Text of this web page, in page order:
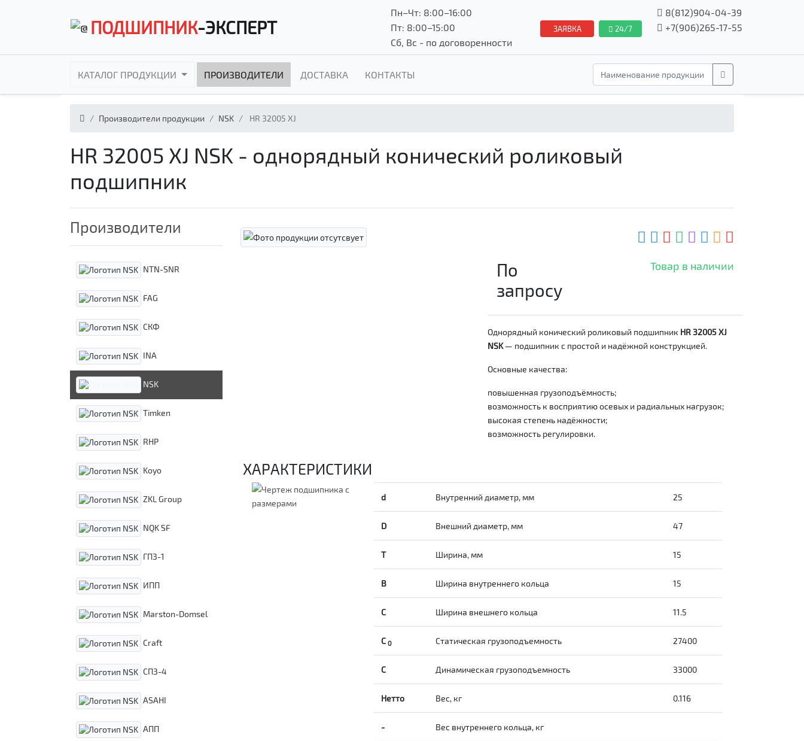
ПОДШИПНИК-ЭКСПЕРТ
Пн–Чт: 8:00–16:00
Пт: 8:00–15:00
Сб, Вс - по договоренности
ЗАЯВКА 24/7
8(812)904-04-39
+7(906)265-17-55
КАТАЛОГ ПРОДУКЦИИ ПРОИЗВОДИТЕЛИ ДОСТАВКА КОНТАКТЫ
Производители продукции NSK HR 32005 XJ
HR 32005 XJ NSK - однорядный конический роликовый
подшипник
Производители
NTN-SNR
FAG
СКФ
INA
NSK
Timken
RHP
Koyo
ZKL Group
NQK SF
ГПЗ-1
ИПП
Marston-Domsel
Craft
СПЗ-4
ASAHI
АПП
По
запросу
Товар в наличии
Однорядный конический роликовый подшипник HR 32005 XJ
NSK— подшипник с простой и надёжной конструкцией.
Основные качества:
повышенная грузоподъёмность;
возможность к восприятию осевых и радиальных нагрузок;
высокая степень надёжности;
возможность регулировки.
ХАРАКТЕРИСТИКИ
d Внутренний диаметр, мм 25
D Внешний диаметр, мм 47
T Ширина, мм 15
B Ширина внутреннего кольца 15
С Ширина внешнего кольца 11.5
С0 Статическая грузоподъемность 27400
C Динамическая грузоподъемность 33000
Нетто Вес, кг 0.116
- Вес внутреннего кольца, кг